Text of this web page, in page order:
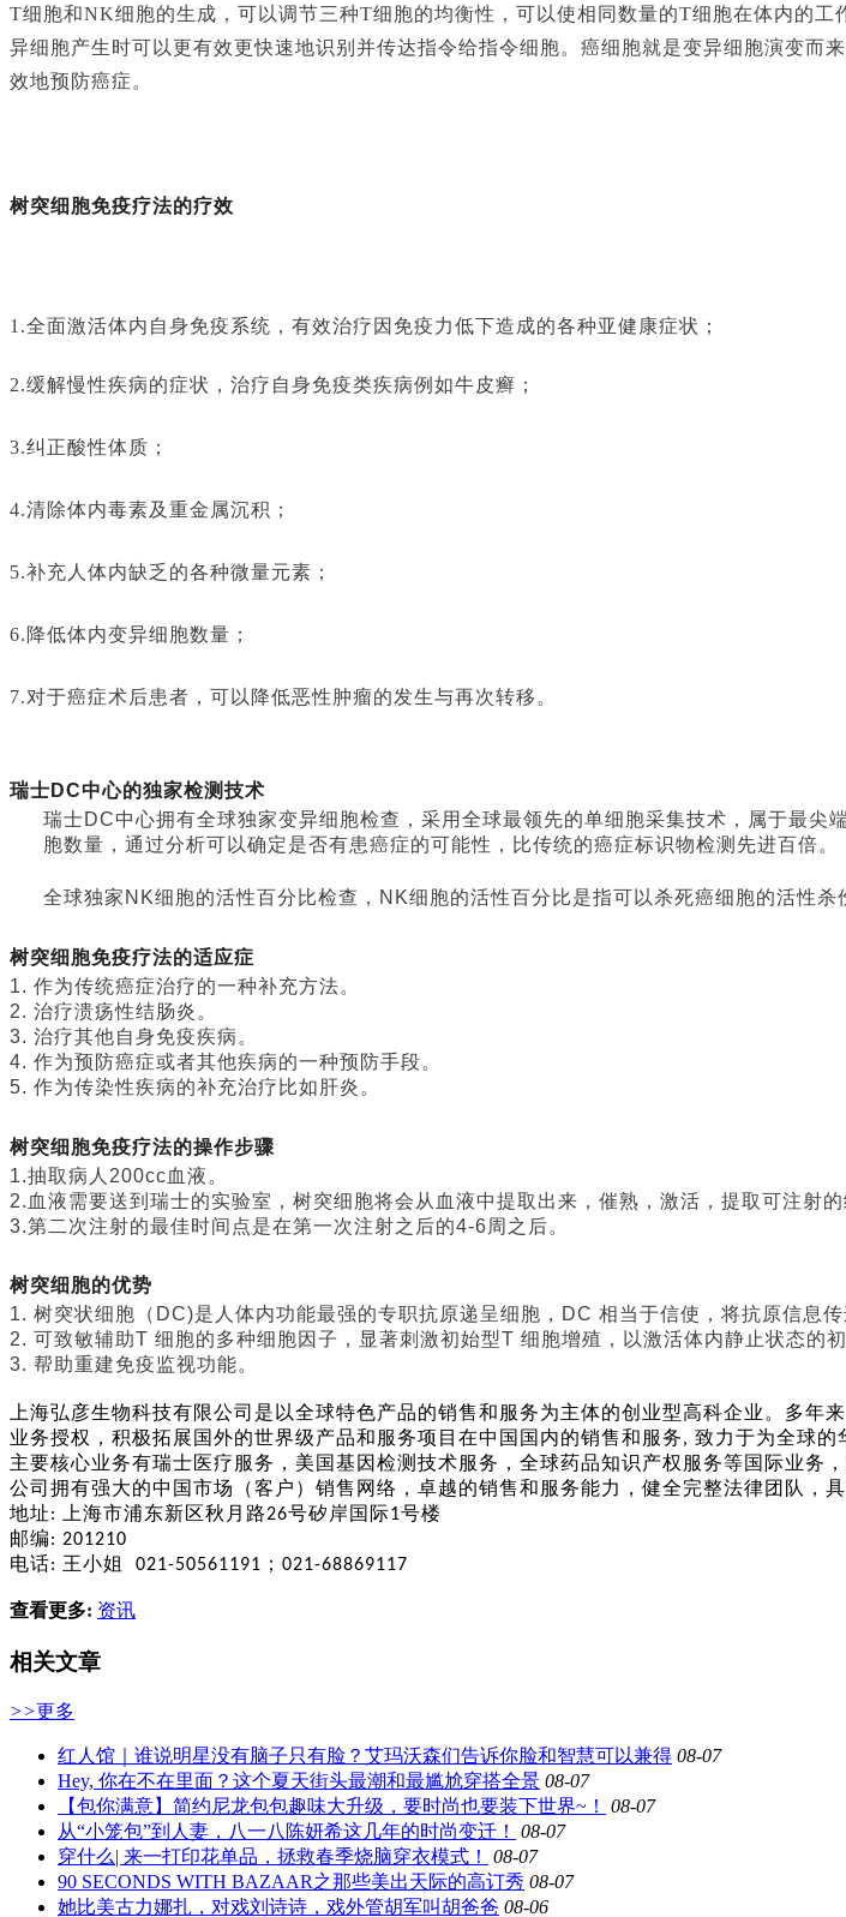
T细胞和NK细胞的生成，可以调节三种T细胞的均衡性，可以使相同数量的T细胞在体内的
异细胞产生时可以更有效更快速地识别并传达指令给指令细胞。癌细胞就是变异细胞演变
效地预防癌症。
树突细胞免疫疗法的疗效
1.全面激活体内自身免疫系统，有效治疗因免疫力低下造成的各种亚健康症状；
2.缓解慢性疾病的症状，治疗自身免疫类疾病例如牛皮癣；
3.纠正酸性体质；
4.清除体内毒素及重金属沉积；
5.补充人体内缺乏的各种微量元素；
6.降低体内变异细胞数量；
7.对于癌症术后患者，可以降低恶性肿瘤的发生与再次转移。
瑞士 DC中心的独家检测技术
瑞士DC中心拥有全球独家变异细胞检查，采用全球最领先的单细胞采集技术，属于最
胞数量，通过分析可以确定是否有患癌症的可能性，比传统的癌症标识物检测先进百倍。
全球独家 NK细胞的活性百分比检查， NK细胞的活性百分比是指可以杀死癌细胞的活性杀
树突细胞免疫疗法的适应症
1. 作为传统癌症治疗的一种补充方法。
2. 治疗溃疡性结肠炎。
3. 治疗其他自身免疫疾病。
4. 作为预防癌症或者其他疾病的一种预防手段。
5. 作为传染性疾病的补充治疗比如肝炎。
树突细胞免疫疗法的操作步骤
1.抽取病人 200cc血液。
2. 血液需要送到瑞士的实验室，树突细胞将会从血液中提取出来，催熟，激活，提取可注射
3.第二次注射的最佳时间点是在第一次注射之后的4-6周之后。
树突细胞的优势
1. 树突状细胞（ DC)是人体内功能最强的专职抗原递呈细胞， DC 相当于信使，将抗原信息传
2. 可致敏辅助T 细胞的多种细胞因子，显著刺激初始型T 细胞增殖，以激活体内静止状态的
3. 帮助重建免疫监视功能。
上海弘彦生物科技有限公司是以全球特色产品的销售和服务为主体的创业型高科企业。多
业务授权，积极拓展国外的世界级产品和服务项目在中国国内的销售和服务, 致力于为全球的
主要核心业务有瑞士医疗服务，美国基因检测技术服务，全球药品知识产权服务等国际业务
公司拥有强大的中国市场（客户）销售网络，卓越的销售和服务能力，健全完整法律团队，
地址: 上海市浦东新区秋月路26号矽岸国际1号楼
邮编: 201210
电话: 王小姐 021-50561191 ； 021-68869117
查看更多: 资讯
相关文章
>>更多
红人馆｜谁说明星没有脑子只有脸？艾玛沃森们告诉你脸和智慧可以兼得 08-07
Hey, 你在不在里面？这个夏天街头最潮和最尴尬穿搭全景 08-07
【包你满意】简约尼龙包包趣味大升级，要时尚也要装下世界~！
08-07
从“小笼包”到人妻，八一八陈妍希这几年的时尚变迁！
08-07
穿什么| 来一打印花单品，拯救春季烧脑穿衣模式！
08-07
90 SECONDS WITH BAZAAR之那些美出天际的高订秀 08-07
她比美古力娜扎，对戏刘诗诗，戏外管胡军叫胡爸爸 08-06